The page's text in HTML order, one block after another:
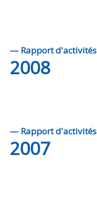
— Rapport d'activités
2008
— Rapport d'activités
2007